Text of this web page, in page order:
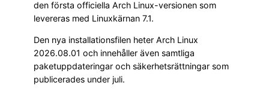
den första officiella Arch Linux-versionen som
levereras med Linuxkärnan 7.1.
Den nya installationsfilen heter Arch Linux
2026.08.01 och innehåller även samtliga
paketuppdateringar och säkerhetsrättningar som
publicerades under juli.